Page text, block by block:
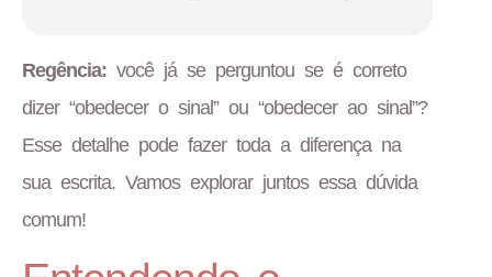
Regência: você já se perguntou se é correto
dizer “obedecer o sinal” ou “obedecer ao sinal”?
Esse detalhe pode fazer toda a diferença na
sua escrita. Vamos explorar juntos essa dúvida
comum!